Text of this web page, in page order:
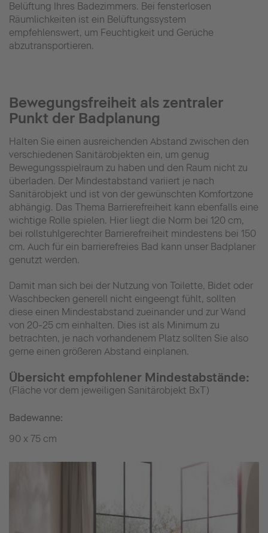
Belüftung Ihres Badezimmers. Bei fensterlosen
Räumlichkeiten ist ein Belüftungssystem
empfehlenswert, um Feuchtigkeit und Gerüche
abzutransportieren.
Bewegungsfreiheit als zentraler
Punkt der Badplanung
Halten Sie einen ausreichenden Abstand zwischen den
verschiedenen Sanitärobjekten ein, um genug
Bewegungsspielraum zu haben und den Raum nicht zu
überladen. Der Mindestabstand variiert je nach
Sanitärobjekt und ist von der gewünschten Komfortzone
abhängig. Das Thema Barrierefreiheit kann ebenfalls eine
wichtige Rolle spielen. Hier liegt die Norm bei 120 cm,
bei rollstuhlgerechter Barrierefreiheit mindestens bei 150
cm. Auch für ein barrierefreies Bad kann unser Badplaner
genutzt werden.
Damit man sich bei der Nutzung von Toilette, Bidet oder
Waschbecken generell nicht eingeengt fühlt, sollten
diese einen Mindestabstand zueinander und zur Wand
von 20-25 cm einhalten. Dies ist als Minimum zu
betrachten, je nach vorhandenem Platz sollten Sie also
gerne einen größeren Abstand einplanen.
Übersicht empfohlener Mindestabstände:
(Fläche vor dem jeweiligen Sanitärobjekt BxT)
Badewanne:
90 x 75 cm